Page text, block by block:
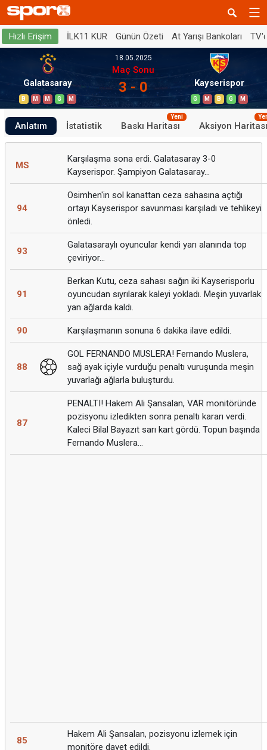
Hızlı Erişim İLK11 KUR Günün Özeti At Yarışı Bankoları
Galatasaray
B M M G M
18.05.2025
Maç Sonu
3 - 0 Kayserispor
G M B G M
Anlatım İstatistik Baskı Haritası
Yeni
Aksiyon Haritası
MS
Karşılaşma sona erdi. Galatasaray 3-0
Kayserispor. Şampiyon Galatasaray...
94
Osimhen'in sol kanattan ceza sahasına açtığı
ortayı Kayserispor savunması karşıladı ve tehlikeyi
önledi.
93
Galatasaraylı oyuncular kendi yarı alanında top
çeviriyor...
91
Berkan Kutu, ceza sahası sağın iki Kayserisporlu
oyuncudan sıyrılarak kaleyi yokladı. Meşin yuvarlak
yan ağlarda kaldı.
90 Karşılaşmanın sonuna 6 dakika ilave edildi.
88
GOL FERNANDO MUSLERA! Fernando Muslera,
sağ ayak içiyle vurduğu penaltı vuruşunda meşin
yuvarlağı ağlarla buluşturdu.
87
PENALTI! Hakem Ali Şansalan, VAR monitöründe
pozisyonu izledikten sonra penaltı kararı verdi.
Kaleci Bilal Bayazıt sarı kart gördü. Topun başında
Fernando Muslera...
85
Hakem Ali Şansalan, pozisyonu izlemek için
monitöre davet edildi.